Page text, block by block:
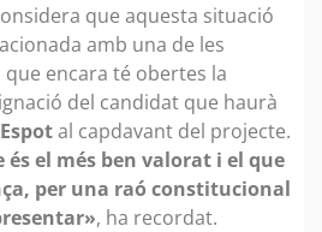
que aquesta situació
amb una de les
encara té obertes la
del candidat que haurà
al capdavant del projecte.
el més ben valorat i el que
per una raó constitucional
, ha recordat.